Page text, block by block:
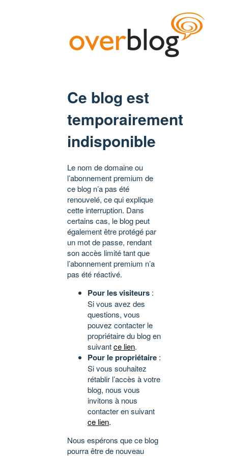
Ce blog est
temporairement
indisponible
Le nom de domaine ou
l’abonnement premium de
ce blog n’a pas été
renouvelé, ce qui explique
cette interruption. Dans
certains cas, le blog peut
également être protégé par
un mot de passe, rendant
son accès limité tant que
l’abonnement premium n’a
pas été réactivé.
Pour les visiteurs :
Si vous avez des
questions, vous
pouvez contacter le
propriétaire du blog en
suivantce lien.
Pour le propriétaire :
Si vous souhaitez
rétablir l’accès à votre
blog, nous vous
invitons à nous
contacter en suivant
ce lien.
Nous espérons que ce blog
pourra être de nouveau